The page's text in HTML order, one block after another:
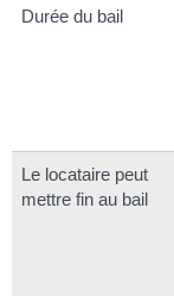
Durée du bail
Le locataire peut
mettre fin au bail